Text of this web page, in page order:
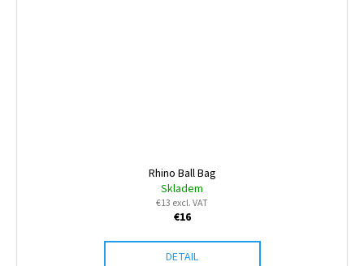
Rhino Ball Bag
Skladem
€13 excl. VAT
€16
DETAIL